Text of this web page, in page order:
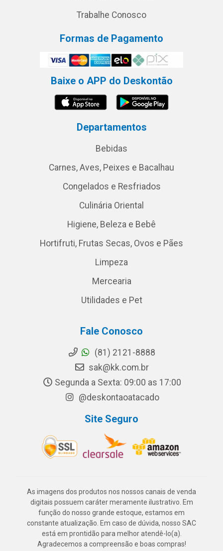
Trabalhe Conosco
Formas de Pagamento
Baixe o APP do Deskontão
Departamentos
Bebidas
Carnes, Aves, Peixes e Bacalhau
Congelados e Resfriados
Culinária Oriental
Higiene, Beleza e Bebê
Hortifruti, Frutas Secas, Ovos e Pães
Limpeza
Mercearia
Utilidades e Pet
Fale Conosco
(81) 2121-8888
sak@kk.com.br
Segunda a Sexta: 09:00 as 17:00
@deskontaoatacado
Site Seguro
As imagens dos produtos nos nossos canais de venda
digitais possuem caráter meramente ilustrativo. Em
função do nosso grande estoque, estamos em
constante atualização. Em caso de dúvida, nosso SAC
está em prontidão para melhor atendê-lo(a).
Agradecemos a compreensão e boas compras!